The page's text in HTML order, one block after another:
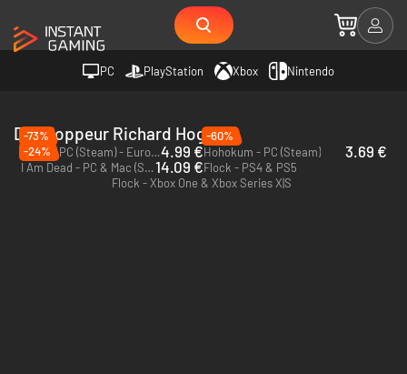
PC PlayStation Xbox Nintendo
Développeur Richard Hogg
-73%
Flock - PC (Steam) - Europe & US & Canada4.99 €
-60%
Hohokum - PC (Steam)
3.69 €
-24%
I Am Dead - PC & Mac (Steam)14.09 €Flock - PS4 & PS5
Flock - Xbox One & Xbox Series X|S